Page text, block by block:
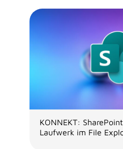
KONNEKT:
Laufwerk im File